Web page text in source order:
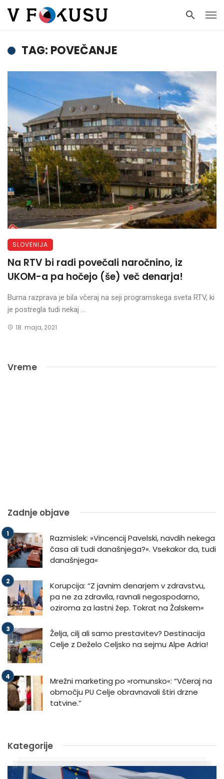
TAG: POVEČANJE
SLOVENIJA
Na RTV bi radi povečali naročnino, iz
UKOM-a pa hočejo (še) več denarja!
Burna razprava je bila včeraj na seji programskega sveta RTV, ki
je postregla tudi nekaj ...
18. maja, 2021
Vreme
Zadnje objave
Razmislek: »Vincencij Pavelski, navdih nekega
časa ali tudi današnjega?«. Vsekakor da, tudi
današnjega«
Korupcija: “Z javnim denarjem v zdravstvu,
pa ne za zdravila, ravnali negospodarno,
oziroma za lastni žep. Tokrat na Žalskem«
Želja, cilj ali samo prestavitev? Destinacija
Celje z Deželo Celjsko na sejmu Alpe Adria!
Mrežni marketing po »romunsko«: “Včeraj na
območju PU Celje obravnavali štiri drzne
tatvine.”
Kategorije